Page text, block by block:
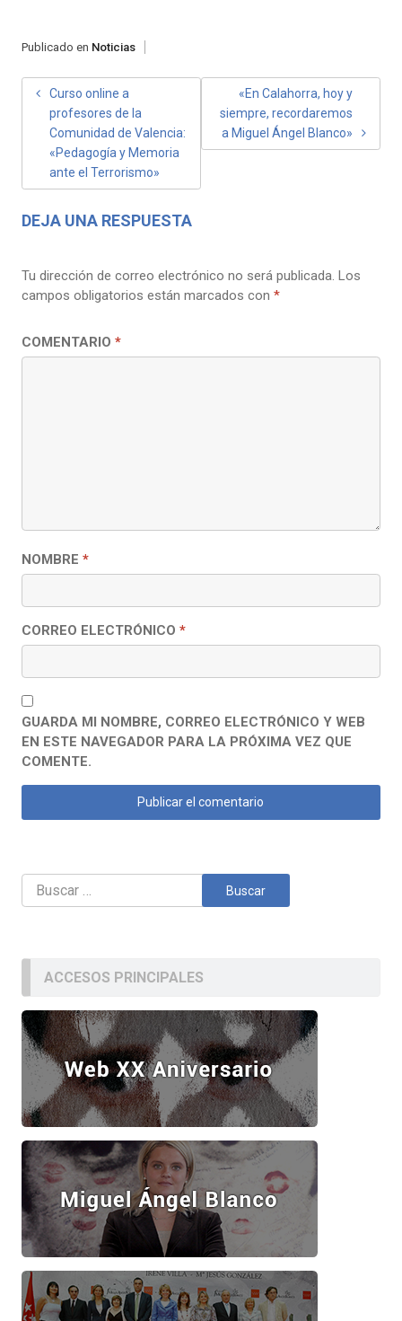
Publicado en Noticias
NAVEGACIÓN
ENTRADAS
Curso online a
profesores de la
Comunidad de Valencia:
«Pedagogía y Memoria
ante el Terrorismo»
«En Calahorra, hoy y
siempre, recordaremos
a Miguel Ángel Blanco»
DEJA UNA RESPUESTA
Tu dirección de correo electrónico no será publicada. Los
campos obligatorios están marcados con *
COMENTARIO *
NOMBRE *
CORREO ELECTRÓNICO *
GUARDA MI NOMBRE, CORREO ELECTRÓNICO Y WEB
EN ESTE NAVEGADOR PARA LA PRÓXIMA VEZ QUE
COMENTE.
Buscar:
ACCESOS PRINCIPALES